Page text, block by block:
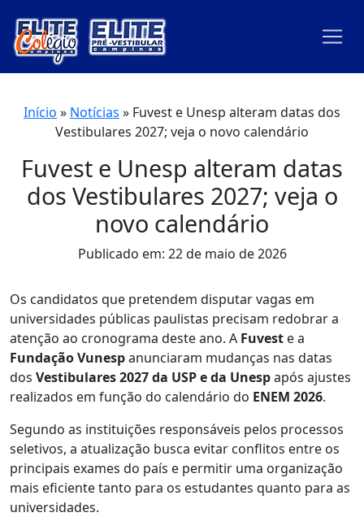
Início » Notícias » Fuvest e Unesp alteram datas dos
Vestibulares 2027; veja o novo calendário
Fuvest e Unesp alteram datas
dos Vestibulares 2027; veja o
novo calendário
Publicado em: 22 de maio de 2026
Os candidatos que pretendem disputar vagas em
universidades públicas paulistas precisam redobrar a
atenção ao cronograma deste ano. A Fuvest e a
Fundação Vunespanunciaram mudanças nas datas
dos Vestibulares 2027 da USP e da Unespapós ajustes
realizados em função do calendário do ENEM 2026.
Segundo as instituições responsáveis pelos processos
seletivos, a atualização busca evitar conflitos entre os
principais exames do país e permitir uma organização
mais eficiente tanto para os estudantes quanto para as
universidades.